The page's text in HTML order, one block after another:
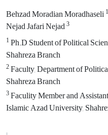
Behzad Moradian Moradhaseli1
Nejad Jafari Nejad3
1Ph.D Student of Political
Shahreza Branch
2Faculty, Department of
Shahreza Branch
3Faculity Member and
Islamic Azad University,